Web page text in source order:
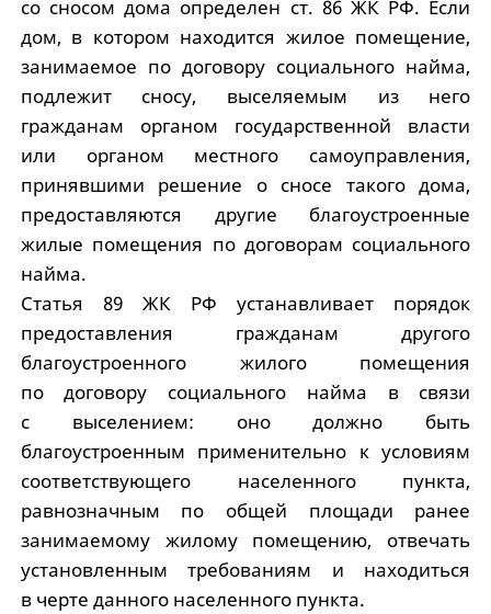
со сносом дома определен ст. 86 ЖК РФ. Если
дом, в котором находится жилое помещение,
занимаемое по договору социального найма,
подлежит сносу, выселяемым из него
гражданам органом государственной власти
или органом местного самоуправления,
принявшими решение о сносе такого дома,
предоставляются другие благоустроенные
жилые помещения по договорам социального
найма.
Статья 89 ЖК РФ устанавливает порядок
предоставления гражданам другого
благоустроенного жилого помещения
по договору социального найма в связи
с выселением: оно должно быть
благоустроенным применительно к условиям
соответствующего населенного пунк­та,
равнозначным по общей площади ранее
занимаемому жилому помещению, отвечать
установленным требованиям и находиться
в черте данного населенного пункта.